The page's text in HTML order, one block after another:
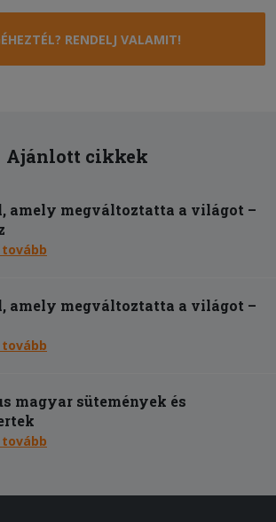
RENDELJ VALAMIT!
Ajánlott cikkek
amely megváltoztatta a világot –
tovább
amely megváltoztatta a világot –
tovább
magyar sütemények és
tovább